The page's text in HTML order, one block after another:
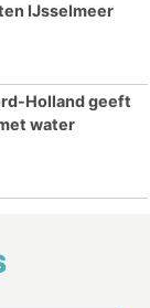
IJsselmeer
Holland geeft
water